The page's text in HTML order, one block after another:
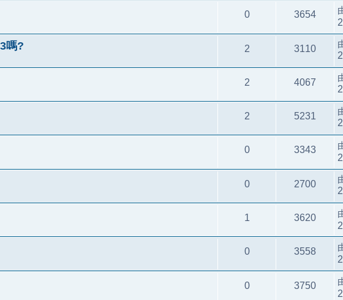
0 3654
嗎? 2 3110
2 4067
2 5231
0 3343
0 2700
1 3620
0 3558
0 3750